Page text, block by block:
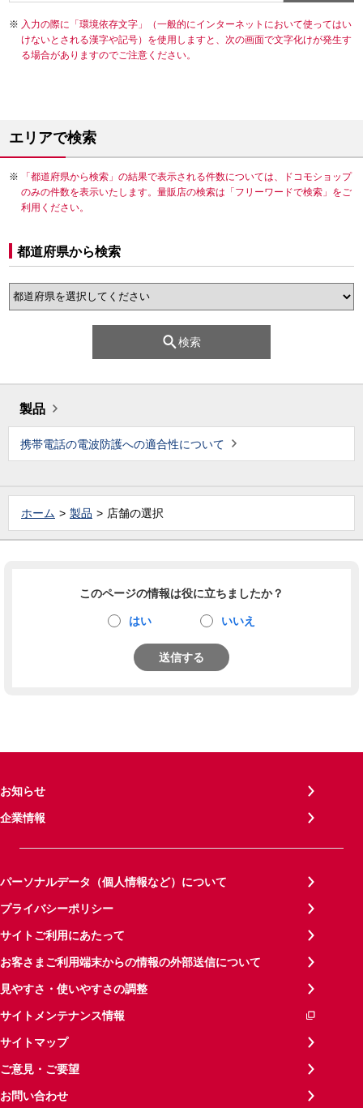
入力の際に「環境依存文字」（一般的にインターネットにおいて使ってはい
けないとされる漢字や記号）を使用しますと、次の画面で文字化けが発生す
る場合がありますのでご注意ください。
エリアで検索
「都道府県から検索」の結果で表示される件数については、ドコモショップ
のみの件数を表示いたします。量販店の検索は「フリーワードで検索」をご
利用ください。
都道府県から検索
検索
製品
携帯電話の電波防護への適合性について
ホーム 製品 店舗の選択
このページの情報は役に立ちましたか？
はい いいえ
送信する
お知らせ
企業情報
パーソナルデータ（個人情報など）について
プライバシーポリシー
サイトご利用にあたって
お客さまご利用端末からの情報の外部送信について
見やすさ・使いやすさの調整
サイトメンテナンス情報
サイトマップ
ご意見・ご要望
お問い合わせ